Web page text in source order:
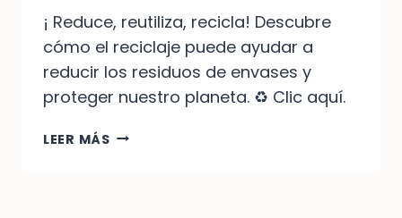
¡ Reduce, reutiliza, recicla! Descubre
cómo el reciclaje puede ayudar a
reducir los residuos de envases y
proteger nuestro planeta. ♻️ Clic aquí.
LEER MÁSLA